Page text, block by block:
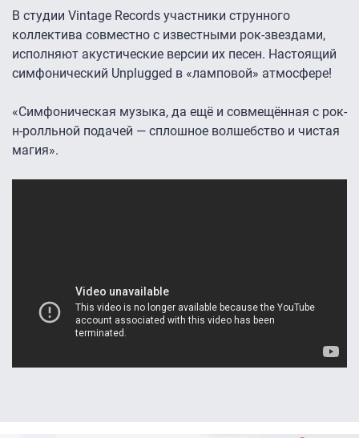
В студии Vintage Records участники струнного
коллектива совместно с известными рок-звездами,
исполняют акустические версии их песен. Настоящий
симфонический Unplugged в «ламповой» атмосфере!
«Симфоническая музыка, да ещё и совмещённая с рок-
н-ролльной подачей — сплошное волшебство и чистая
магия».